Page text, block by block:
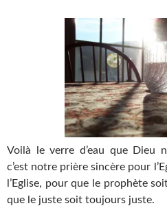
Voilà le verre d’eau que Dieu
c’est notre prière sincère pour
l’Eglise, pour que le prophète
que le juste soit toujours juste.